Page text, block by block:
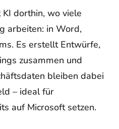
dorthin, wo viele
arbeiten: in Word,
Es erstellt Entwürfe,
zusammen und
bleiben dabei
– ideal für
auf Microsoft setzen.